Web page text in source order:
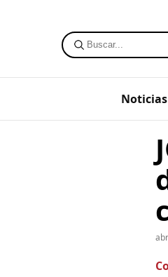
Noticias